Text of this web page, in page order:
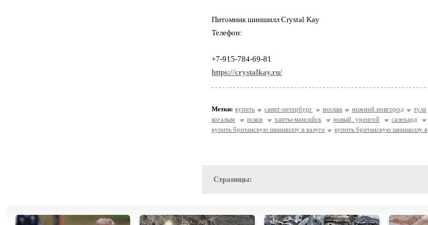
Питомник шиншилл Crystal Kay
Телефон:
+7-915-784-69-81
https://crystalkay.ru/
Метки: купить санкт-петербург москва нижний новгород тула
когалым
псков ханты-мансийск новый уренгой салехард
купить британскую шиншиллу в калуге
купить британскую шиншиллу в
Страницы: